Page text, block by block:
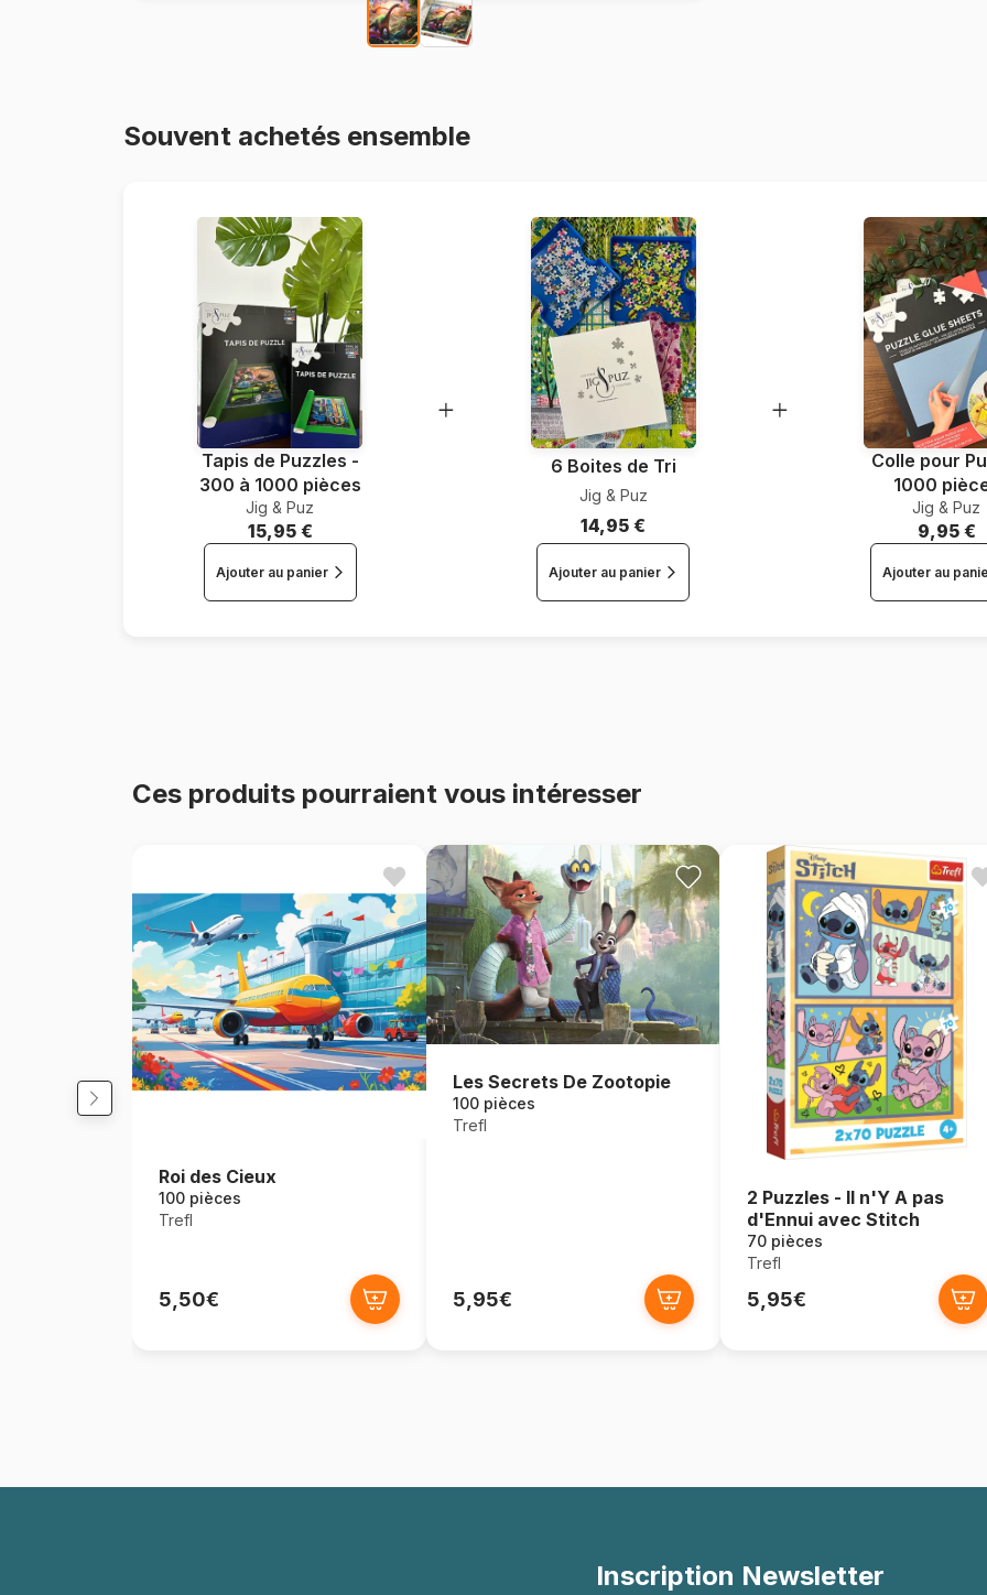
Souvent achetés ensemble
Tapis de Puzzles -
300 à 1000 pièces
Jig & Puz
15,95 €
Ajouter au panier
6 Boites de Tri
Jig & Puz
14,95 €
Ajouter au panier
Colle pour
1000
Jig & Puz
9,95 €
Ajouter au
Ces produits pourraient vous intéresser
Roi des Cieux
100 pièces
Trefl
5,50€
Les Secrets De Zootopie
100 pièces
Trefl
5,95€
2 Puzzles - Il n'Y A pas
d'Ennui avec Stitch
70 pièces
Trefl
5,95€
Inscription Newsletter